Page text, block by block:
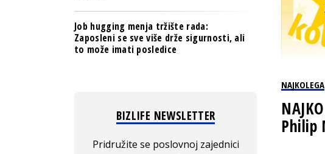
NAJKOLEGA
Philip
Job hugging menja tržište rada:
Zaposleni se sve više drže sigurnosti, ali
to može imati posledice
BIZLIFE NEWSLETTER
Pridružite se poslovnoj zajednici